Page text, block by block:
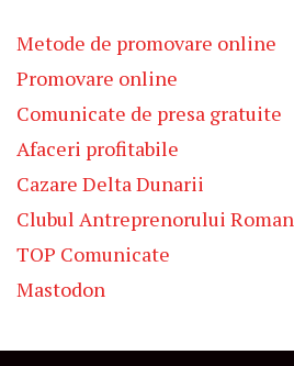
Metode de promovare online
Promovare online
Comunicate de presa gratuite
Afaceri profitabile
Cazare Delta Dunarii
Clubul Antreprenorului Roman
TOP Comunicate
Mastodon